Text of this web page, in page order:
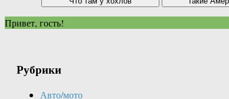
Привет, гость!
Рубрики
Авто/мото